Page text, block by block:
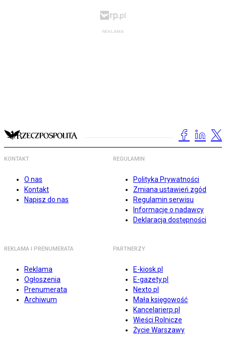
KONTAKT
O nas
Kontakt
Napisz do nas
REGULAMIN
Polityka Prywatności
Zmiana ustawień zgód
Regulamin serwisu
Informacje o nadawcy
Deklaracja dostępności
REKLAMA I PRENUMERATA
Reklama
Ogłoszenia
Prenumerata
Archiwum
PARTNERZY
E-kiosk.pl
E-gazety.pl
Nexto.pl
Mała księgowość
Kancelarierp.pl
Wieści Rolnicze
Życie Warszawy